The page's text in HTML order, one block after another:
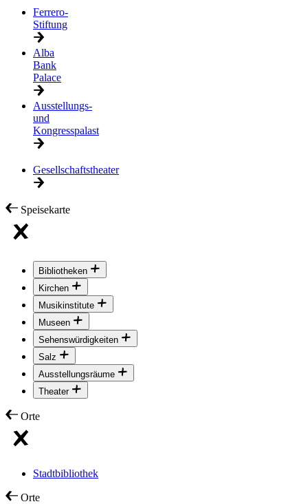
Ferrero-
Stiftung
Alba
Bank
Palace
Ausstellungs-
und
Kongresspalast
Gesellschaftstheater
Speisekarte
Bibliotheken
Kirchen
Musikinstitute
Museen
Sehenswürdigkeiten
Salz
Ausstellungsräume
Theater
Orte
Stadtbibliothek
Orte